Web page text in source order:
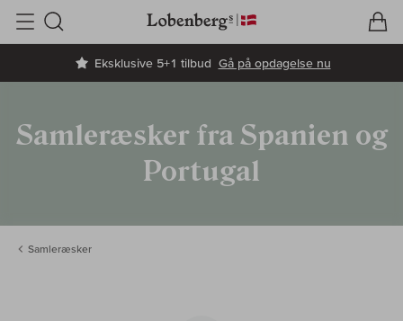
Eksklusive 5+1 tilbud Gå på opdagelse nu
Søg
Samleræsker fra Spanien og
Portugal
Samleræsker